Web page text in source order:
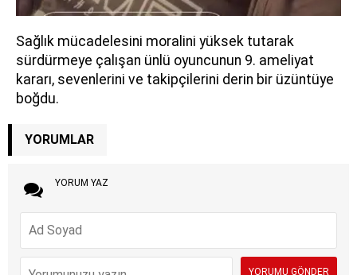
Sağlık mücadelesini moralini yüksek tutarak
sürdürmeye çalışan ünlü oyuncunun 9. ameliyat
kararı, sevenlerini ve takipçilerini derin bir üzüntüye
boğdu.
YORUMLAR
YORUM YAZ